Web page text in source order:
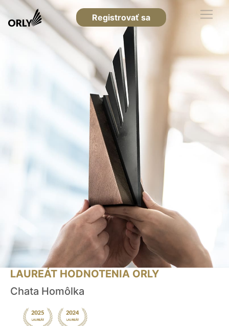
Registrovať sa
LAUREÁT HODNOTENIA ORLY
Chata Homôlka